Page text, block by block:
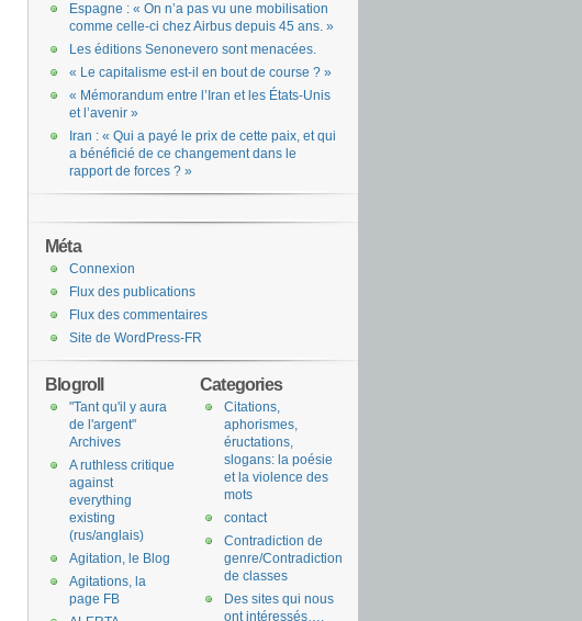
Espagne : « On n’a pas vu une mobilisation
comme celle-ci chez Airbus depuis 45 ans. »
Les éditions Senonevero sont menacées.
« Le capitalisme est-il en bout de course ? »
« Mémorandum entre l’Iran et les États-Unis
et l’avenir »
Iran : « Qui a payé le prix de cette paix, et qui
a bénéficié de ce changement dans le
rapport de forces ? »
Méta
Connexion
Flux des publications
Flux des commentaires
Site de WordPress-FR
Categories
Citations,
aphorismes,
éructations,
slogans: la poésie
et la violence des
mots
contact
Contradiction de
genre/Contradiction
de classes
Des sites qui nous
ont intéressés….
Blogroll
"Tant qu'il y aura
de l'argent"
Archives
A ruthless critique
against
everything
existing
(rus/anglais)
Agitation, le Blog
Agitations, la
page FB